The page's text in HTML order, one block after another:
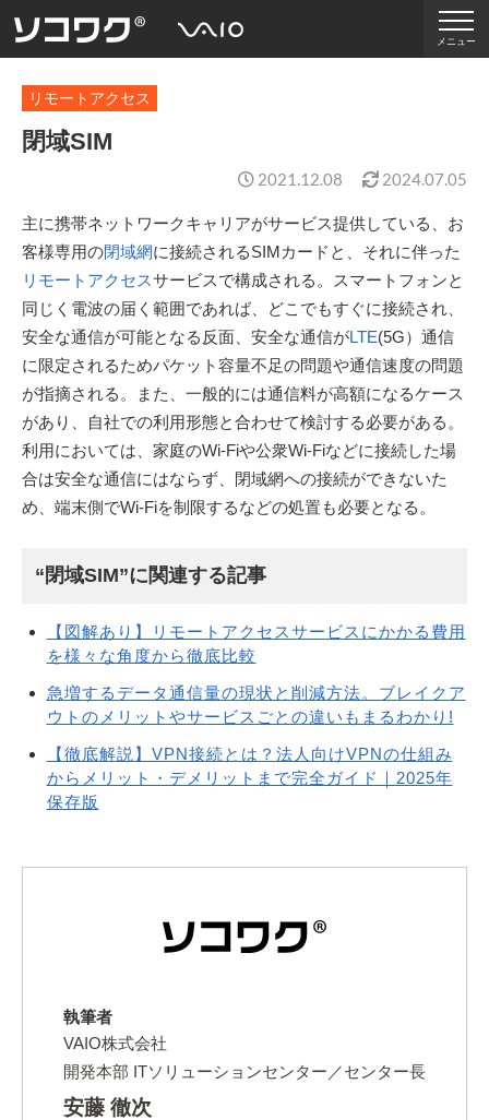
メニュー
リモートアクセス
閉域SIM
2021.12.08 2024.07.05
主に携帯ネットワークキャリアがサービス提供している、お
客様専用の閉域網に接続されるSIMカードと、それに伴った
リモートアクセスサービスで構成される。スマートフォンと
同じく電波の届く範囲であれば、どこでもすぐに接続され、
安全な通信が可能となる反面、安全な通信がLTE(5G）通信
に限定されるためパケット容量不足の問題や通信速度の問題
が指摘される。また、一般的には通信料が高額になるケース
があり、自社での利用形態と合わせて検討する必要がある。
利用においては、家庭のWi-Fiや公衆Wi-Fiなどに接続した場
合は安全な通信にはならず、閉域網への接続ができないた
め、端末側でWi-Fiを制限するなどの処置も必要となる。
“閉域SIM”に関連する記事
【図解あり】リモートアクセスサービスにかかる費用
を様々な角度から徹底比較
急増するデータ通信量の現状と削減方法。ブレイクア
ウトのメリットやサービスごとの違いもまるわかり!
【徹底解説】VPN接続とは？法人向けVPNの仕組み
からメリット・デメリットまで完全ガイド｜2025年
保存版
執筆者
VAIO株式会社
開発本部 ITソリューションセンター／センター長
安藤 徹次